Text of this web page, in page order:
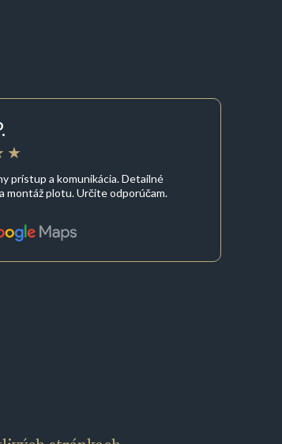
prístup a komunikácia. Detailné
montáž plotu. Určite odporúčam.